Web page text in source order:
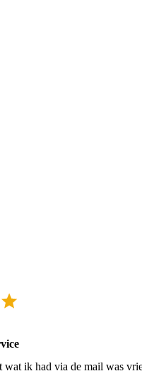
ik had via de mail was